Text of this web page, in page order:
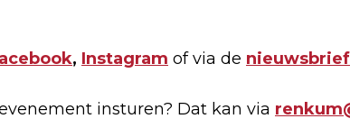
, Instagram of via de nieuwsbrief
insturen? Dat kan via